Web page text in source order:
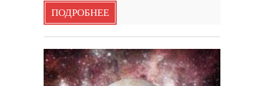
ПОДРОБНЕЕ